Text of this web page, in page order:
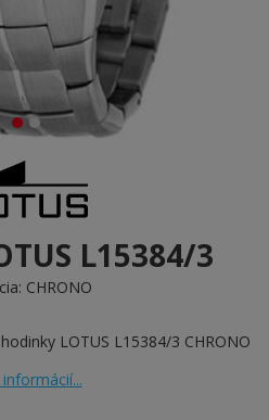
L15384/3
CHRONO
LOTUS L15384/3 CHRONO
informácií...